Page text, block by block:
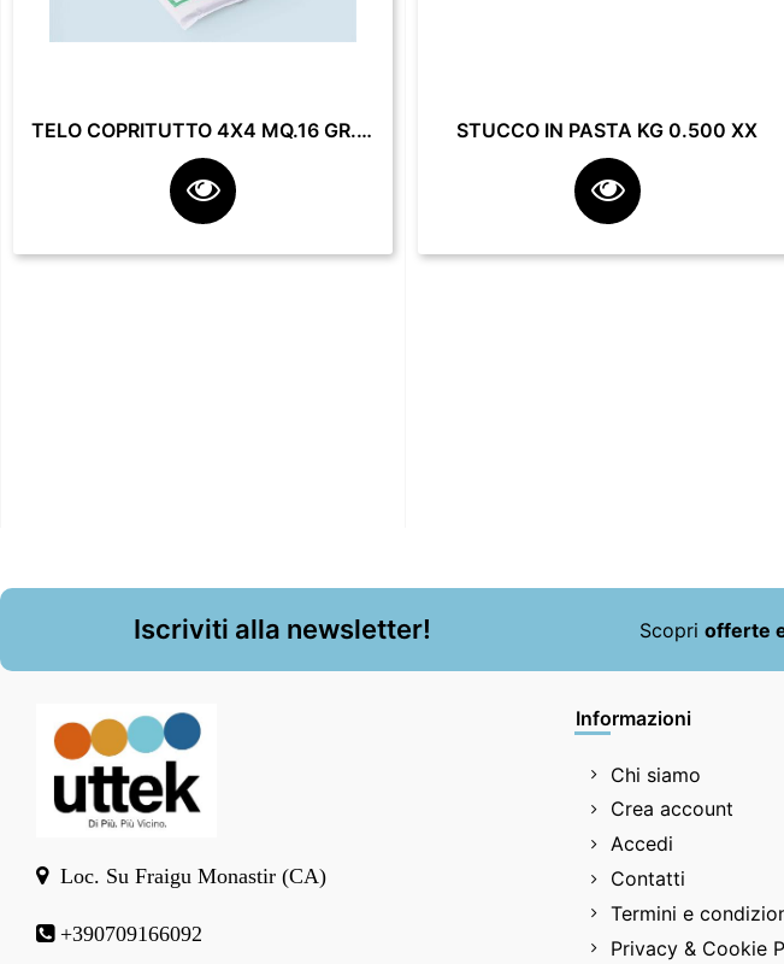
TELO COPRITUTTO 4X4 MQ.16 GR. 200** STUCCO IN PASTA KG 0.500 XX
Iscriviti alla newsletter! Scopri offerte
Loc. Su Fraigu Monastir (CA)
+390709166092
Informazioni
Chi siamo
Crea account
Accedi
Contatti
Termini e
Privacy & Cookie